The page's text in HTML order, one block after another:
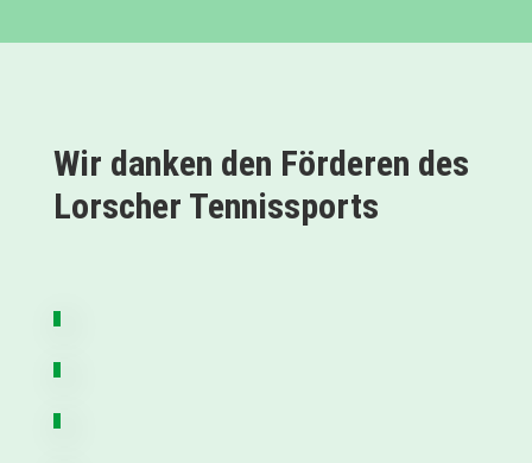
Wir danken den Förderen des
Lorscher Tennissports